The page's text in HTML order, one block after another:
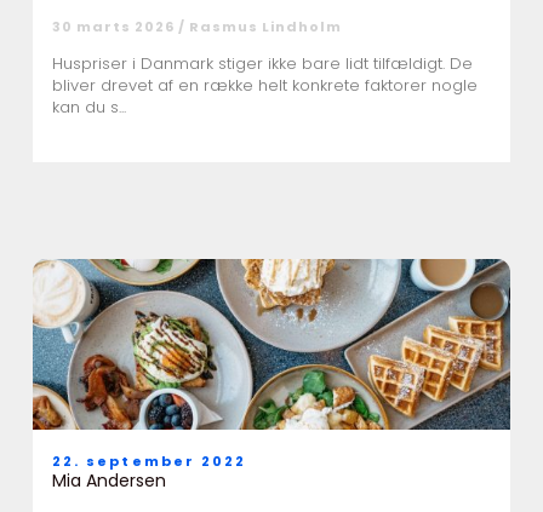
30 marts 2026 / Rasmus Lindholm
Huspriser i Danmark stiger ikke bare lidt tilfældigt. De
bliver drevet af en række helt konkrete faktorer nogle
kan du s...
22. september 2022
Mia Andersen